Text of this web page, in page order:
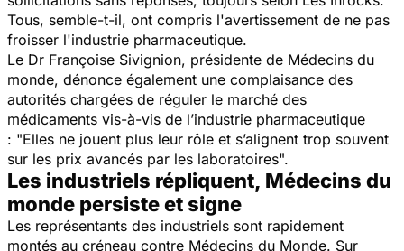
Tous, semble-t-il, ont compris l'avertissement de ne pas
froisser l'industrie pharmaceutique.
Le Dr Françoise Sivignion, présidente de Médecins du
monde, dénonce également une complaisance des
autorités chargées de réguler le marché des
médicaments vis-à-vis de l’industrie pharmaceutique
: "Elles ne jouent plus leur rôle et s’alignent trop souvent
sur les prix avancés par les laboratoires".
Les industriels répliquent, Médecins du
monde persiste et signe
Les représentants des industriels sont rapidement
montés au créneau contre Médecins du Monde. Sur